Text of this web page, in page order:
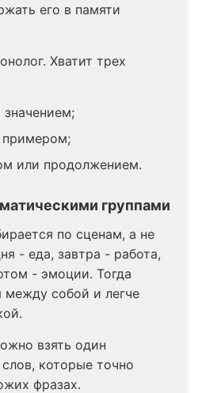
его в памяти
Хватит трех
или продолжением.
группами
по сценам, а не
- еда, завтра - работа,
- эмоции. Тогда
между собой и легче
взять один
которые точно
фразах.